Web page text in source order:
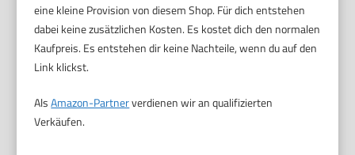
eine kleine Provision von diesem Shop. Für dich entstehen
dabei keine zusätzlichen Kosten. Es kostet dich den normalen
Kaufpreis. Es entstehen dir keine Nachteile, wenn du auf den
Link klickst.
AlsAmazon-Partnerverdienen wir an qualifizierten
Verkäufen.